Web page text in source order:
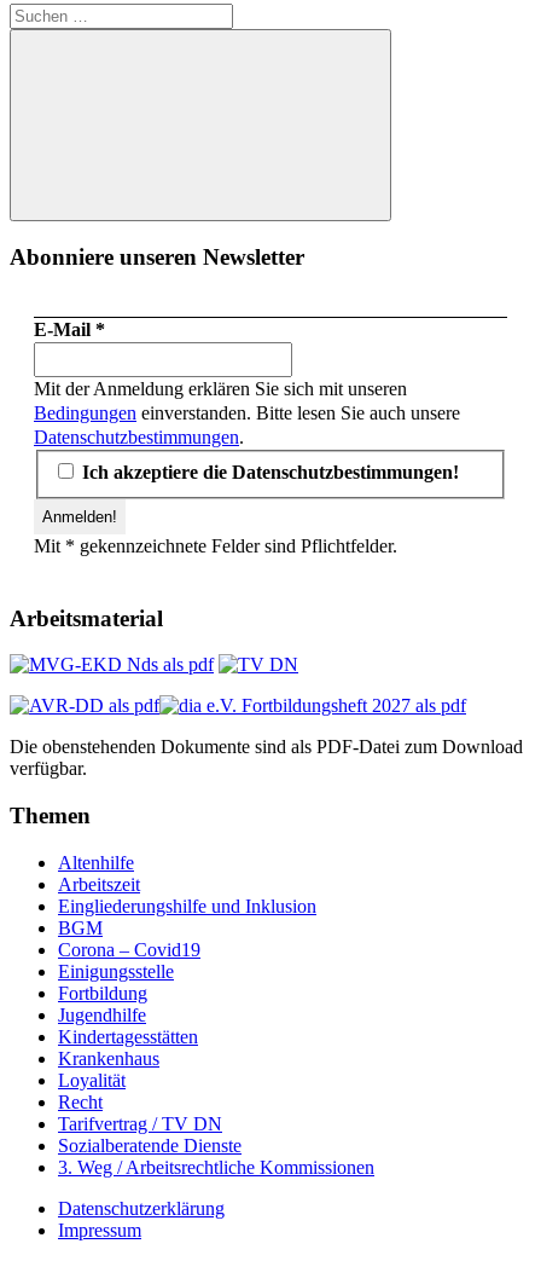
Suchen
nach:
Suchen
Abonniere unseren Newsletter
E-Mail *
Mit der Anmeldung erklären Sie sich mit unseren
Bedingungen einverstanden. Bitte lesen Sie auch unsere
Datenschutzbestimmungen.
Ich akzeptiere die Datenschutzbestimmungen!
Mit * gekennzeichnete Felder sind Pflichtfelder.
Arbeitsmaterial
Die obenstehenden Dokumente sind als PDF-Datei zum Download
verfügbar.
Themen
Altenhilfe
Arbeitszeit
Eingliederungshilfe und Inklusion
BGM
Corona – Covid19
Einigungsstelle
Fortbildung
Jugendhilfe
Kindertagesstätten
Krankenhaus
Loyalität
Recht
Tarifvertrag / TV DN
Sozialberatende Dienste
3. Weg / Arbeitsrechtliche Kommissionen
Datenschutzerklärung
Impressum